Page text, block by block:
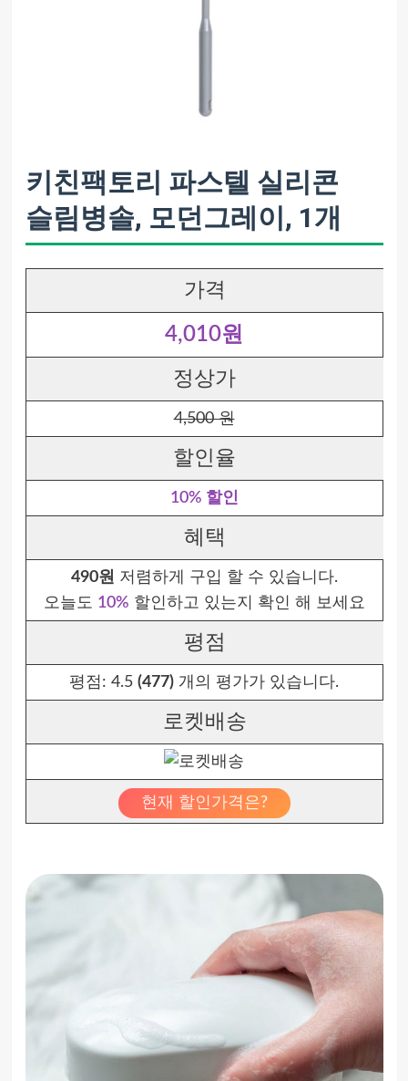
키친팩토리 파스텔 실리콘
슬림병솔, 모던그레이, 1개
가격
4,010원
정상가
4,500 원
할인율
10% 할인
혜택
490원 저렴하게 구입 할 수 있습니다.
오늘도 10% 할인하고 있는지 확인 해 보세요
평점
평점: 4.5 (477) 개의 평가가 있습니다.
로켓배송
현재 할인가격은?